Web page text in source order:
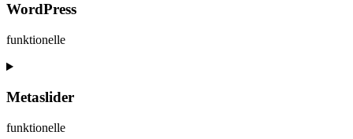
WordPress
funktionelle
Consent
service
Metaslider
funktionelle